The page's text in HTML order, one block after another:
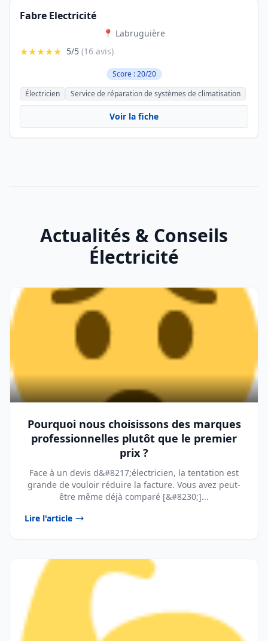
Fabre Electricité
📍 Labruguière
★★★★★ 5/5 (16 avis)
Score : 20/20
Électricien
Service de réparation de systèmes de climatisation
Voir la fiche
Actualités & Conseils
Électricité
Pourquoi nous choisissons des marques
professionnelles plutôt que le premier
prix ?
Face à un devis d&#8217;électricien, la tentation est
grande de vouloir réduire la facture. Vous avez peut-
être même déjà comparé [&#8230;]...
Lire l'article